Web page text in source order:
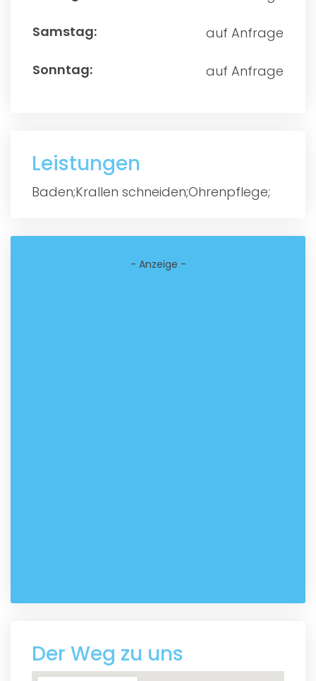
auf Anfrage
auf Anfrage
Leistungen
Baden;Krallen schneiden;Ohrenpflege;
- Anzeige -
Der Weg zu uns